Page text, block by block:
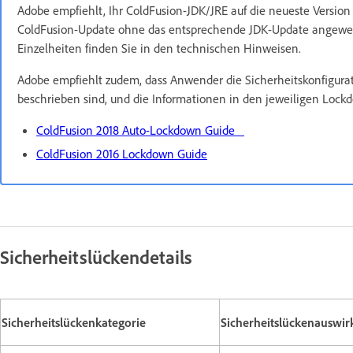
Adobe empfiehlt, Ihr ColdFusion-JDK/JRE auf die neueste
ColdFusion-Update ohne das entsprechende JDK-Update
Einzelheiten finden Sie in den technischen Hinweisen.
Adobe empfiehlt zudem, dass Anwender die
beschrieben sind, und die Informationen in den jeweiligen
ColdFusion 2018 Auto-Lockdown Guide
ColdFusion 2016 Lockdown Guide
Sicherheitslückendetails
Sicherheitslückenkategorie